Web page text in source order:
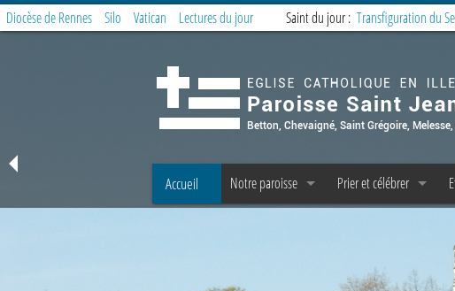
Diocèse de Rennes Silo Vatican Lectures du jour Saint du jour : Transfiguration du
Accueil
Notre paroisse
Prêtres, diacres, laïcs permanents, C P P et C P A
Prier et célébrer
Préparer la messe